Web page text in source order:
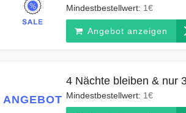
Mindestbestellwert: 1€
Angebot anzeigen
ANGEBOT
4 Nächte bleiben & nur
Mindestbestellwert: 1€